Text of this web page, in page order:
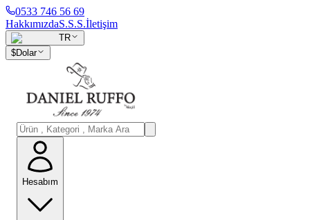
0533 746 56 69
HakkımızdaS.S.S.İletişim
TR
$Dolar
Hesabım